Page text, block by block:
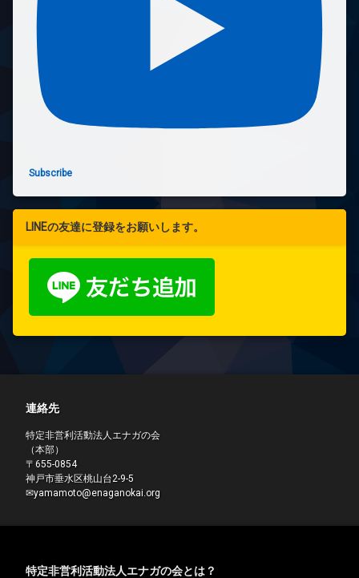
Subscribe
LINEの友達に登録をお願いします。
連絡先
特定非営利活動法人エナガの会
（本部）
〒655-0854
神戸市垂水区桃山台2-9-5
✉yamamoto@enaganokai.org
特定非営利活動法人エナガの会とは？